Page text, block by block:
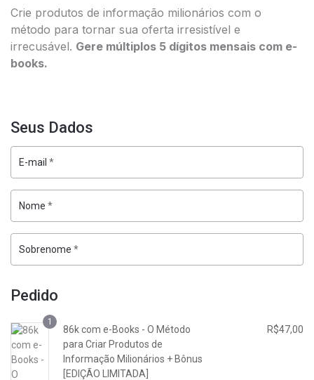
Crie produtos de informação milionários com o
método para tornar sua oferta irresistível e
irrecusável. Gere múltiplos 5 dígitos mensais com e-
books.
Seus Dados
E-mail *
Nome *
Sobrenome *
Pedido
1
86k com e-Books - O Método
para Criar Produtos de
Informação Milionários + Bônus
[EDIÇÃO LIMITADA]
R$47,00